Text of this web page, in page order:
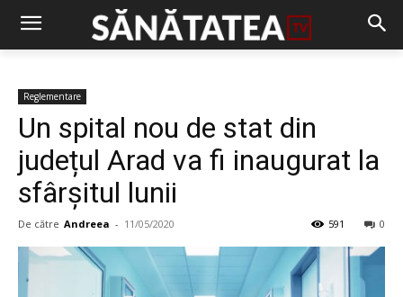
Reglementare
Un spital nou de stat din
județul Arad va fi inaugurat la
sfârșitul lunii
De către Andreea - 11/05/2020 0
591